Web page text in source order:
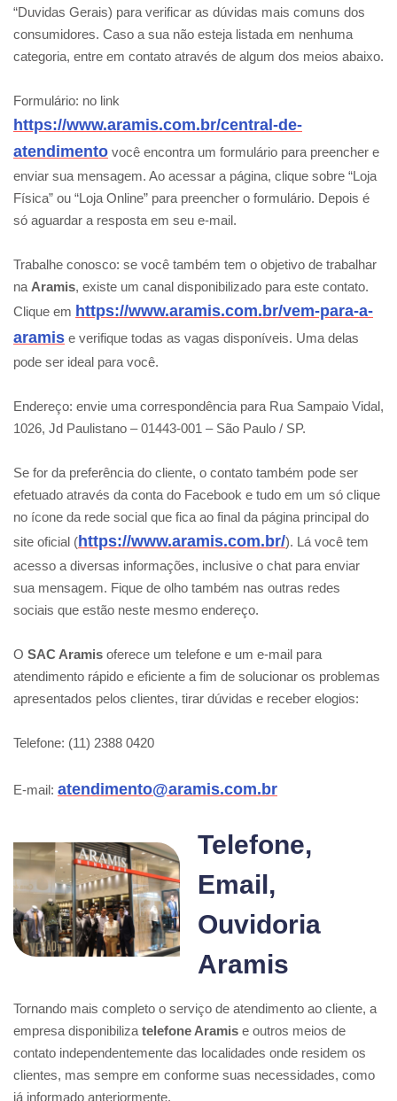
“Duvidas Gerais) para verificar as dúvidas mais comuns dos
consumidores. Caso a sua não esteja listada em nenhuma
categoria, entre em contato através de algum dos meios abaixo.
Formulário: no link
https://www.aramis.com.br/central-de-
atendimento você encontra um formulário para preencher e
enviar sua mensagem. Ao acessar a página, clique sobre “Loja
Física” ou “Loja Online” para preencher o formulário. Depois é
só aguardar a resposta em seu e-mail.
Trabalhe conosco: se você também tem o objetivo de trabalhar
na Aramis, existe um canal disponibilizado para este contato.
Clique em https://www.aramis.com.br/vem-para-a-
aramis e verifique todas as vagas disponíveis. Uma delas
pode ser ideal para você.
Endereço: envie uma correspondência para Rua Sampaio Vidal,
1026, Jd Paulistano – 01443-001 – São Paulo / SP.
Se for da preferência do cliente, o contato também pode ser
efetuado através da conta do Facebook e tudo em um só clique
no ícone da rede social que fica ao final da página principal do
site oficial (https://www.aramis.com.br/). Lá você tem
acesso a diversas informações, inclusive o chat para enviar
sua mensagem. Fique de olho também nas outras redes
sociais que estão neste mesmo endereço.
O SAC Aramis oferece um telefone e um e-mail para
atendimento rápido e eficiente a fim de solucionar os problemas
apresentados pelos clientes, tirar dúvidas e receber elogios:
Telefone: (11) 2388 0420
E-mail: atendimento@aramis.com.br
Telefone,
Email,
Ouvidoria
Aramis
Tornando mais completo o serviço de atendimento ao cliente, a
empresa disponibiliza telefone Aramis e outros meios de
contato independentemente das localidades onde residem os
clientes, mas sempre em conforme suas necessidades, como
já informado anteriormente.